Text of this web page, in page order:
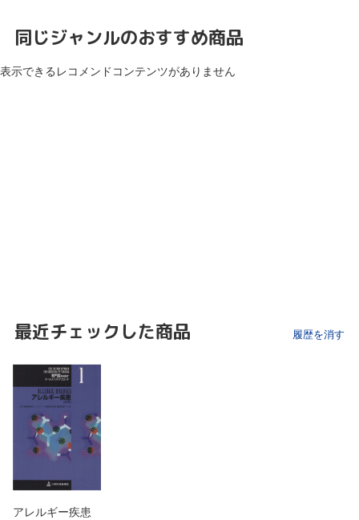
同じジャンルのおすすめ商品
表示できるレコメンドコンテンツがありません
最近チェックした商品 履歴を消す
アレルギー疾患